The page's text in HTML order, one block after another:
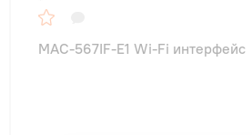
MAC-567IF-E1 Wi-Fi интерфейс